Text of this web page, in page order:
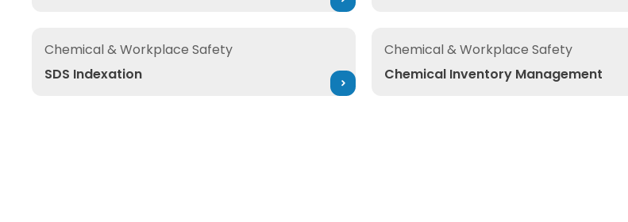
Chemical & Workplace Safety
SDS Indexation
Chemical & Workplace Safety
Chemical Inventory Management